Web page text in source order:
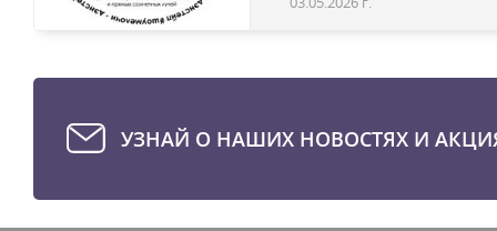
УЗНАЙ О НАШИХ НОВОСТЯХ И